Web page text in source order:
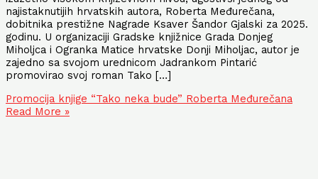
najistaknutijih hrvatskih autora, Roberta Međurečana,
dobitnika prestižne Nagrade Ksaver Šandor Gjalski za 2025.
godinu. U organizaciji Gradske knjižnice Grada Donjeg
Miholjca i Ogranka Matice hrvatske Donji Miholjac, autor je
zajedno sa svojom urednicom Jadrankom Pintarić
promovirao svoj roman Tako […]
Promocija knjige “Tako neka bude” Roberta Međurečana
Read More »